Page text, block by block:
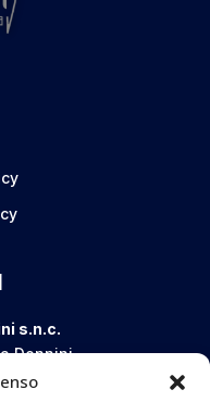
s.n.c.
Donnini
FIRENZE